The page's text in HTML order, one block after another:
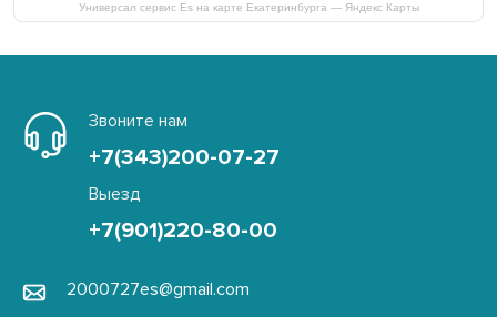
Универсал сервис Es на карте Екатеринбурга — Яндекс Карты
Звоните нам
+7(343)200-07-27
Выезд
+7(901)220-80-00
2000727es@gmail.com